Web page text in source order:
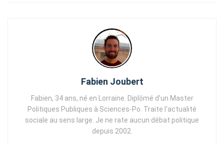
Fabien Joubert
Fabien, 34 ans, né en Lorraine. Diplômé d'un Master
Politiques Publiques à Sciences-Po. Traite l'actualité
sociale au sens large. Je ne rate aucun débat politique
depuis 2002.